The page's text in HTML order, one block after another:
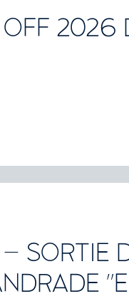
OFF 2026
SORTIE